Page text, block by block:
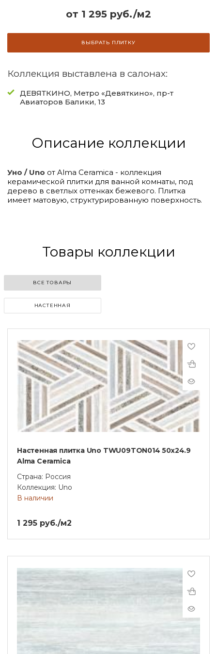
от 1 295 руб./м2
ВЫБРАТЬ ПЛИТКУ
Коллекция выставлена в салонах:
ДЕВЯТКИНО, Метро «Девяткино», пр-т
Авиаторов Балики, 13
Описание коллекции
Уно / Uno от Alma Ceramica - коллекция
керамической плитки для ванной комнаты, под
дерево в светлых оттенках бежевого. Плитка
имеет матовую, структурированную поверхность.
Товары коллекции
ВСЕ ТОВАРЫ
НАСТЕННАЯ
Настенная плитка Uno TWU09TON014 50х24.9
Alma Ceramica
Страна: Россия
Коллекция: Uno
В наличии
1 295 руб./м2